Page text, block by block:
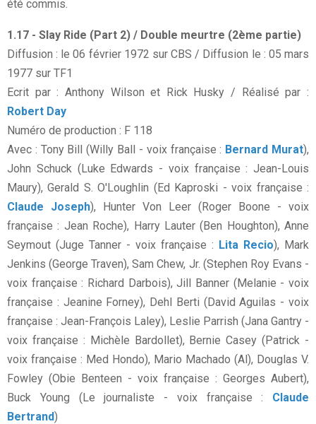
été commis.
1.17 - Slay Ride (Part 2) / Double meurtre (2ème partie)
Diffusion : le 06 février 1972 sur CBS / Diffusion le : 05 mars
1977 sur TF1
Ecrit par : Anthony Wilson et Rick Husky / Réalisé par :
Robert Day
Numéro de production : F 118
Avec : Tony Bill (Willy Ball - voix française : Bernard Murat),
John Schuck (Luke Edwards - voix française : Jean-Louis
Maury), Gerald S. O'Loughlin (Ed Kaproski - voix française :
Claude Joseph), Hunter Von Leer (Roger Boone - voix
française : Jean Roche), Harry Lauter (Ben Houghton), Anne
Seymout (Juge Tanner - voix française : Lita Recio), Mark
Jenkins (George Traven), Sam Chew, Jr. (Stephen Roy Evans -
voix française : Richard Darbois), Jill Banner (Melanie - voix
française : Jeanine Forney), Dehl Berti (David Aguilas - voix
française : Jean-François Laley), Leslie Parrish (Jana Gantry -
voix française : Michèle Bardollet), Bernie Casey (Patrick -
voix française : Med Hondo), Mario Machado (Al), Douglas V.
Fowley (Obie Benteen - voix française : Georges Aubert),
Buck Young (Le journaliste - voix française : Claude
Bertrand)